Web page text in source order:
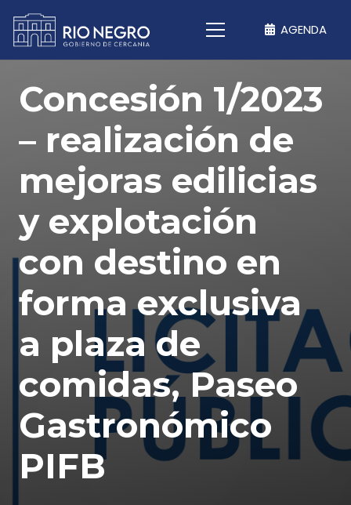
AGENDA
Concesión 1/2023
– realización de
mejoras edilicias
y explotación
con destino en
forma exclusiva
a plaza de
comidas, Paseo
Gastronómico
PIFB